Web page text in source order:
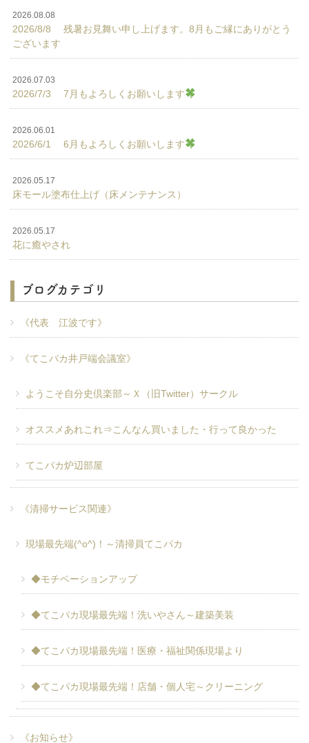
2026.08.08
2026/8/8 残暑お見舞い申し上げます。8月もご縁にありがとう
ございます
2026.07.03
2026/7/3 7月もよろしくお願いします
2026.06.01
2026/6/1 6月もよろしくお願いします
2026.05.17
床モール塗布仕上げ（床メンテナンス）
2026.05.17
花に癒やされ
ブログカテゴリ
《代表 江波です》
《てこパカ井戸端会議室》
ようこそ自分史倶楽部～Ｘ（旧Twitter）サークル
オススメあれこれ⇒こんなん買いました・行って良かった
てこパカ炉辺部屋
《清掃サービス関連》
現場最先端(^o^)！～清掃員てこパカ
◆モチベーションアップ
◆てこパカ現場最先端！洗いやさん～建築美装
◆てこパカ現場最先端！医療・福祉関係現場より
◆てこパカ現場最先端！店舗・個人宅～クリーニング
《お知らせ》